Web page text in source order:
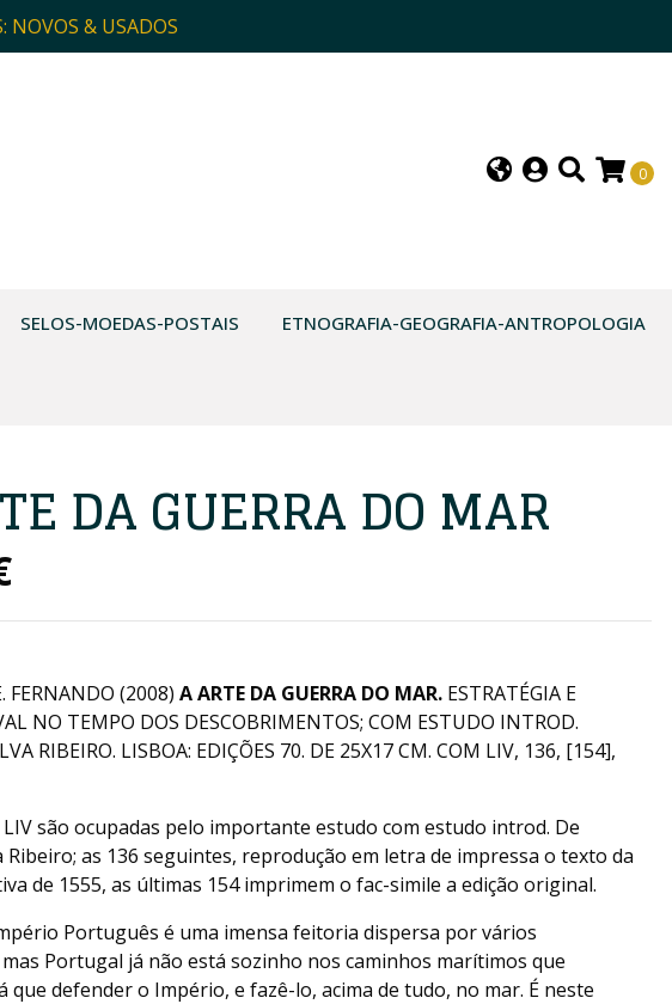
NOVOS & USADOS
0
SELOS-MOEDAS-POSTAIS ETNOGRAFIA-GEOGRAFIA-ANTROPOLOGIA
DA GUERRA DO MAR
FERNANDO (2008) A ARTE DA GUERRA DO MAR. ESTRATÉGIA E
NO TEMPO DOS DESCOBRIMENTOS; COM ESTUDO INTROD.
RIBEIRO. LISBOA: EDIÇÕES 70. DE 25X17 CM. COM LIV, 136, [154],
são ocupadas pelo importante estudo com estudo introd. De
Ribeiro; as 136 seguintes, reprodução em letra de impressa o texto da
de 1555, as últimas 154 imprimem o fac-simile a edição original.
Português é uma imensa feitoria dispersa por vários
Portugal já não está sozinho nos caminhos marítimos que
que defender o Império, e fazê-lo, acima de tudo, no mar. É neste